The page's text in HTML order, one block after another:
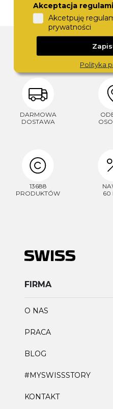
DARMOWA
DOSTAWA
13688
PRODUKTÓW
60
FIRMA
O NAS
PRACA
BLOG
#MYSWISSSTORY
KONTAKT
Akceptacja
Akcetpuję
prywatności
Polityka